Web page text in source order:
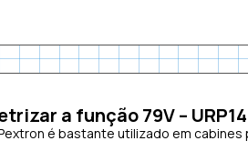
a função 79V –
é bastante utilizado em cabines